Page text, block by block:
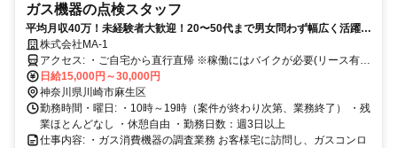
ガス機器の点検スタッフ
平均月収40万！未経験者大歓迎！20〜50代まで男女問わず幅広く活躍
中！株式会社MA-1
アクセス: ・ご自宅から直行直帰 ※稼働にはバイクが必要(リース有)
となります。
日給15,000円～30,000円
神奈川県川崎市麻生区
勤務時間・曜日: ・10時～19時（案件が終わり次第、業務終了） ・残
業ほとんどなし ・休憩自由 ・勤務日数：週3日以上
仕事内容: ・ガス消費機器の調査業務 お客様宅に訪問し、ガスコンロ